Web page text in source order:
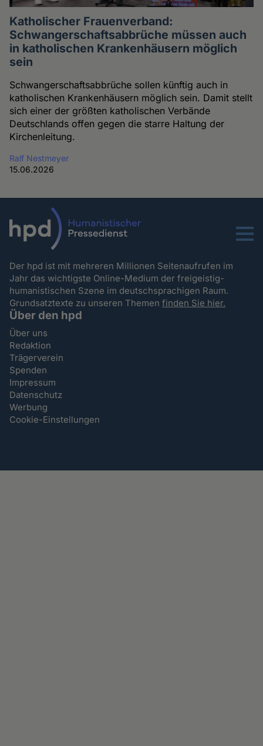
Katholischer Frauenverband:
Schwangerschaftsabbrüche müssen auch
in katholischen Krankenhäusern möglich
sein
Schwangerschaftsabbrüche sollen künftig auch in
katholischen Krankenhäusern möglich sein. Damit stellt
sich einer der größten katholischen Verbände
Deutschlands offen gegen die starre Haltung der
Kirchenleitung.
Ralf Nestmeyer
15.06.2026
Menu
Der hpd ist mit mehreren Millionen Seitenaufrufen im
Jahr das wichtigste Online-Medium der freigeistig-
humanistischen Szene im deutschsprachigen Raum.
Grundsatztexte zu unseren Themenfinden Sie hier.
Über den hpd
Über uns
Redaktion
Trägerverein
Spenden
Impressum
Datenschutz
Werbung
Cookie-Einstellungen
Cookies